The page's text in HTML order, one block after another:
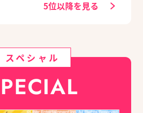
決定
5位以降を見る
スペシャル